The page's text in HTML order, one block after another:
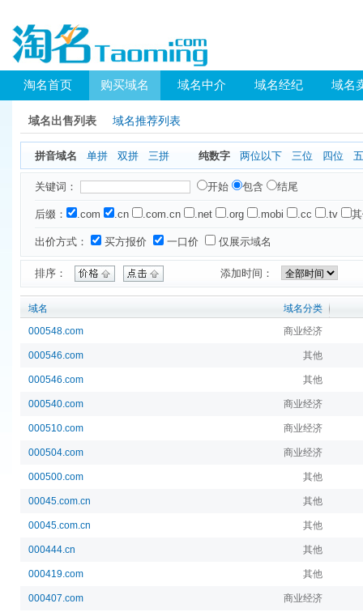
淘名首页 购买域名 域名中介 域名经纪 域名
域名出售列表 域名推荐列表
拼音域名 单拼 双拼 三拼 纯数字 两位以下 三位 四位
关键词： 开始 包含 结尾
后缀： .com .cn .com.cn .net .org .mobi .cc .tv
出价方式： 买方报价 一口价 仅展示域名
排序： 添加时间：
域名
域名分类
000548.com
商业经济
000546.com 其他
000546.com 其他
000540.com 商业经济
000510.com 商业经济
000504.com 商业经济
000500.com 其他
00045.com.cn 其他
00045.com.cn 其他
000444.cn 其他
000419.com 其他
000407.com 商业经济